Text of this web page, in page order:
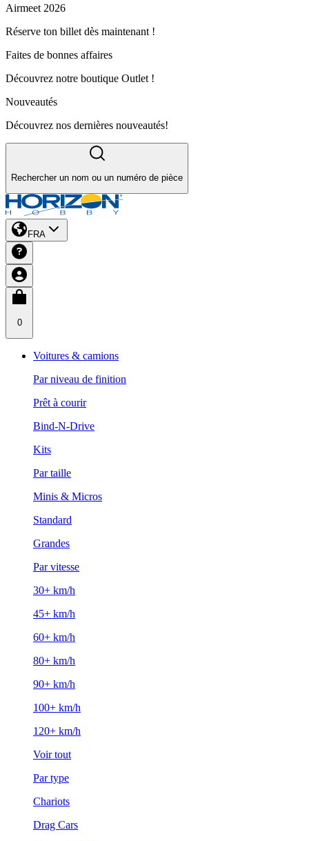
Airmeet 2026
Réserve ton billet dès maintenant !
Faites de bonnes affaires
Découvrez notre boutique Outlet !
Nouveautés
Découvrez nos dernières nouveautés!
Rechercher un nom ou un numéro de pièce
FRA
0
Voitures & camions
Par niveau de finition
Prêt à courir
Bind-N-Drive
Kits
Par taille
Minis & Micros
Standard
Grandes
Par vitesse
30+ km/h
45+ km/h
60+ km/h
80+ km/h
90+ km/h
100+ km/h
120+ km/h
Voir tout
Par type
Chariots
Drag Cars